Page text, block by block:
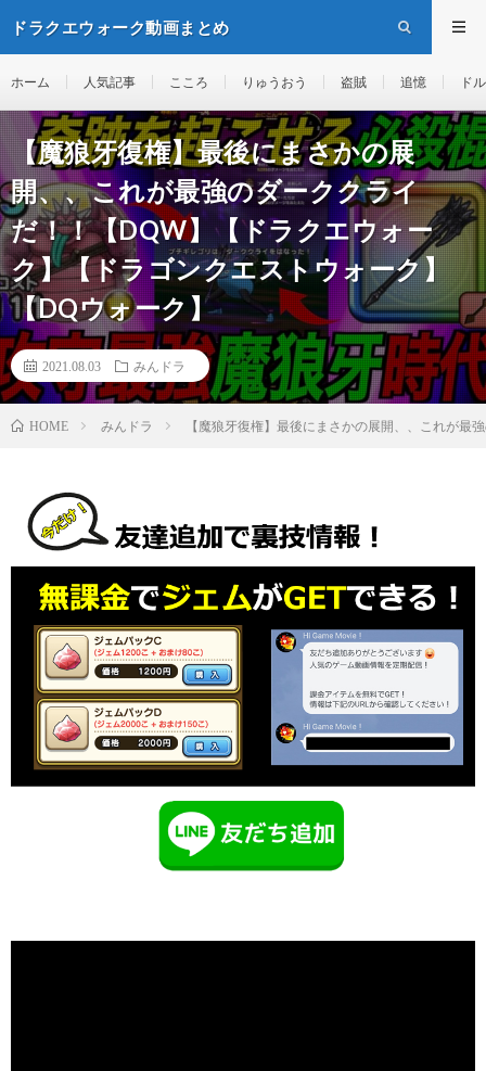
ドラクエウォーク動画まとめ
ホーム 人気記事 こころ りゅうおう 盗賊 追憶 ド
【魔狼牙復権】最後にまさかの展
開、、これが最強のダーククライ
だ！！【DQW】【ドラクエウォー
ク】【ドラゴンクエストウォーク】
【DQウォーク】
2021.08.03 みんドラ
HOME みんドラ 【魔狼牙復権】最後にまさかの展開、、これが